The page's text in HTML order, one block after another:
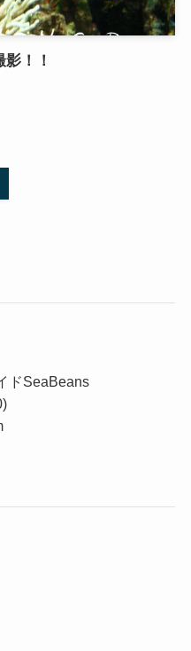
！！
ドSeaBeans